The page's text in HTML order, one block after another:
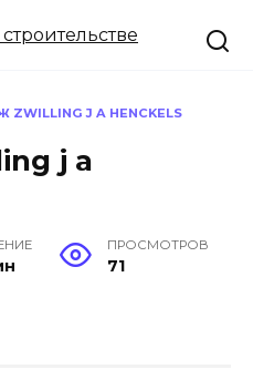
J A HENCKELS
j a
ПРОСМОТРОВ
71